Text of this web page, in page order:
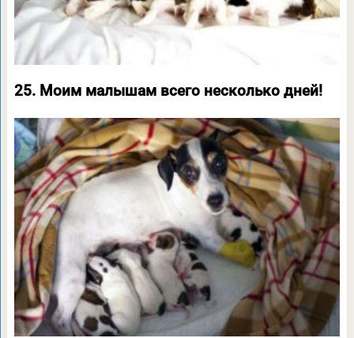
25. Моим малышам всего несколько дней!